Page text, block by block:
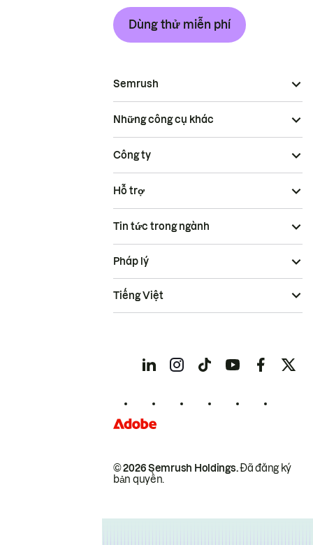
Dùng thử miễn phí
Semrush
Những công cụ khác
Công ty
Hỗ trợ
Tin tức trong ngành
© 2026 Semrush Holdings.Đã đăng ký
bản quyền.
Pháp lý
Tiếng Việt